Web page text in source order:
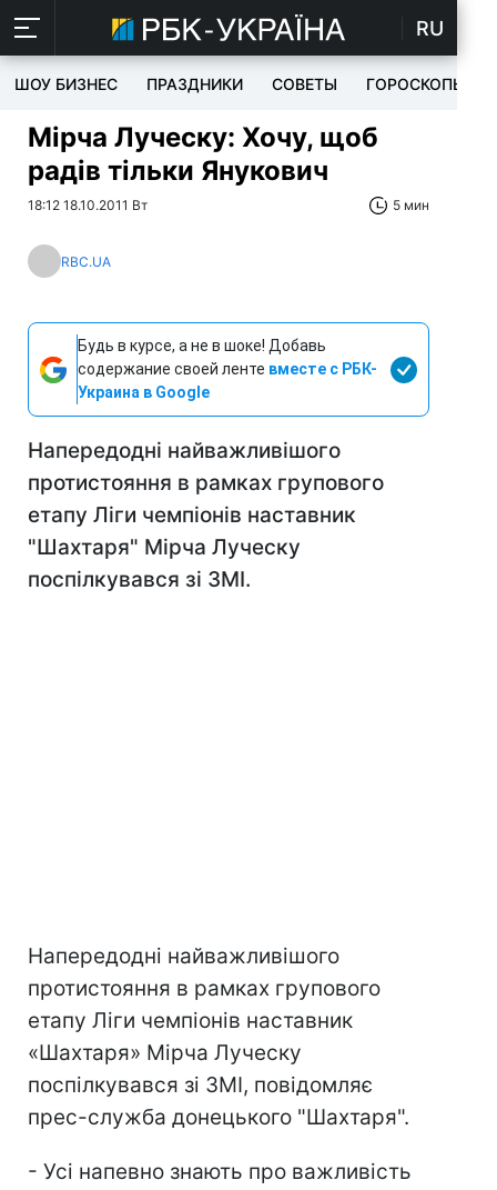
RU
ШОУ БИЗНЕС ПРАЗДНИКИ СОВЕТЫ ГОРОСКОПЫ
Мірча Луческу: Хочу, щоб
радів тільки Янукович
18:12 18.10.2011 Вт 5 мин
RBC.UA
Будь в курсе, а не в шоке! Добавь
содержание своей ленте вместе с РБК-
Украина в Google
Напередодні найважливішого
протистояння в рамках групового
етапу Ліги чемпіонів наставник
"Шахтаря" Мірча Луческу
поспілкувався зі ЗМІ.
Напередодні найважливішого
протистояння в рамках групового
етапу Ліги чемпіонів наставник
«Шахтаря» Мірча Луческу
поспілкувався зі ЗМІ, повідомляє
прес-служба донецького "Шахтаря".
- Усі напевно знають про важливість